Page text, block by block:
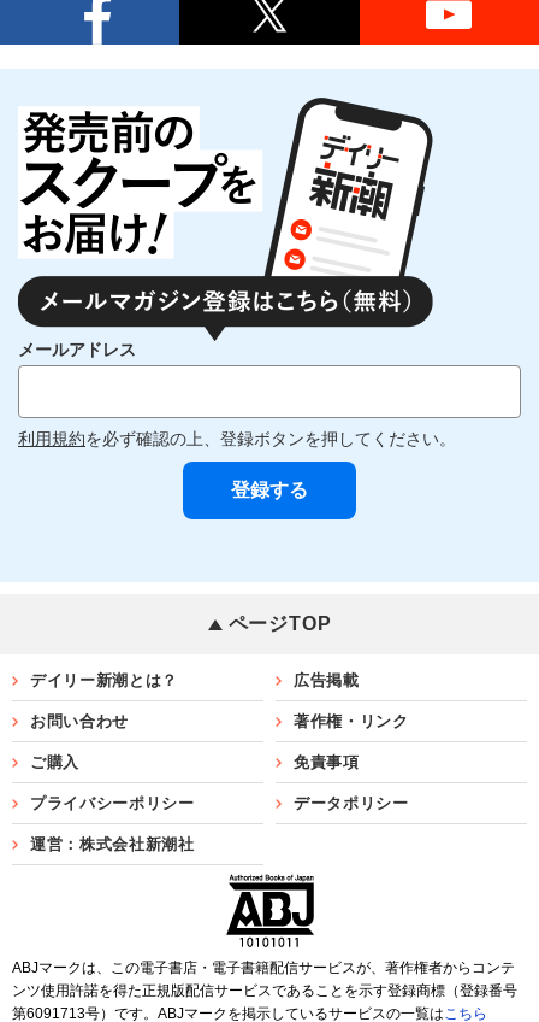
メールアドレス
利用規約を必ず確認の上、登録ボタンを押してください。
ページTOP
デイリー新潮とは？ 広告掲載
お問い合わせ 著作権・リンク
ご購入 免責事項
プライバシーポリシー データポリシー
運営：株式会社新潮社
ABJマークは、この電子書店・電子書籍配信サービスが、著作権者からコンテ
ンツ使用許諾を得た正規版配信サービスであることを示す登録商標（登録番号
第6091713号）です。ABJマークを掲示しているサービスの一覧は こちら